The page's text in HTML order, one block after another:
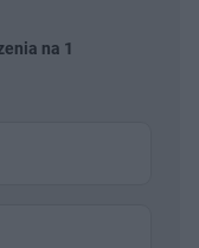
na 1